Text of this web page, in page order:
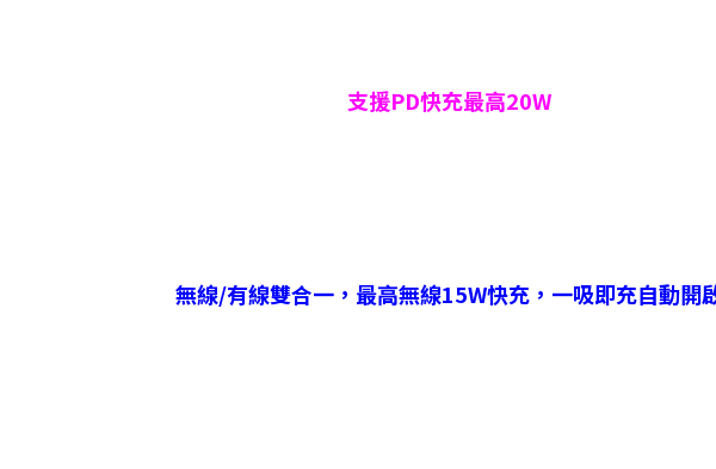
支援PD快充最高20W
無線/有線雙合一，最高無線15W快充，一吸即充自動開